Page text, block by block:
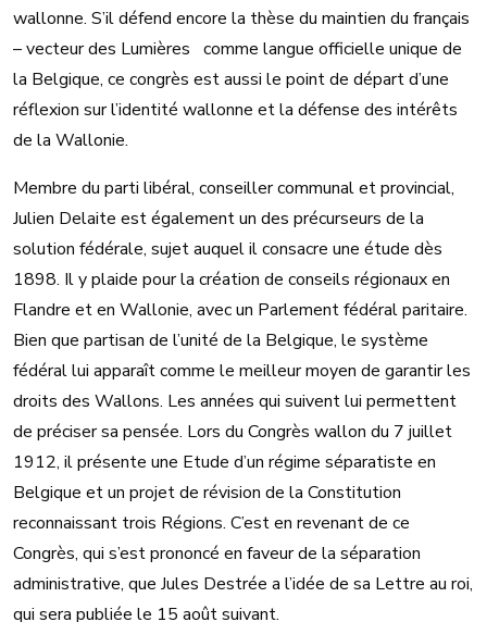
wallonne. S’il défend encore la thèse du maintien du français
– vecteur des Lumières comme langue officielle unique de
la Belgique, ce congrès est aussi le point de départ d’une
réflexion sur l’identité wallonne et la défense des intérêts
de la Wallonie.
Membre du parti libéral, conseiller communal et provincial,
Julien Delaite est également un des précurseurs de la
solution fédérale, sujet auquel il consacre une étude dès
1898. Il y plaide pour la création de conseils régionaux en
Flandre et en Wallonie, avec un Parlement fédéral paritaire.
Bien que partisan de l’unité de la Belgique, le système
fédéral lui apparaît comme le meilleur moyen de garantir les
droits des Wallons. Les années qui suivent lui permettent
de préciser sa pensée. Lors du Congrès wallon du 7 juillet
1912, il présente une Etude d’un régime séparatiste en
Belgique et un projet de révision de la Constitution
reconnaissant trois Régions. C’est en revenant de ce
Congrès, qui s’est prononcé en faveur de la séparation
administrative, que Jules Destrée a l’idée de sa Lettre au roi,
qui sera publiée le 15 août suivant.